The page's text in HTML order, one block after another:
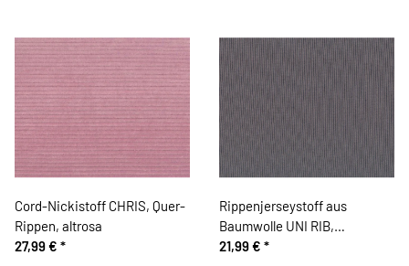
Cord-Nickistoff CHRIS, Quer-
Rippen, altrosa
27,99 € *
Rippenjerseystoff aus
Baumwolle UNI RIB,
dunkelgrau
21,99 € *